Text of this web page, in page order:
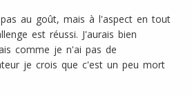
pas au goût, mais à l'aspect en tout
est réussi. J'aurais bien
comme je n'ai pas de
je crois que c'est un peu mort